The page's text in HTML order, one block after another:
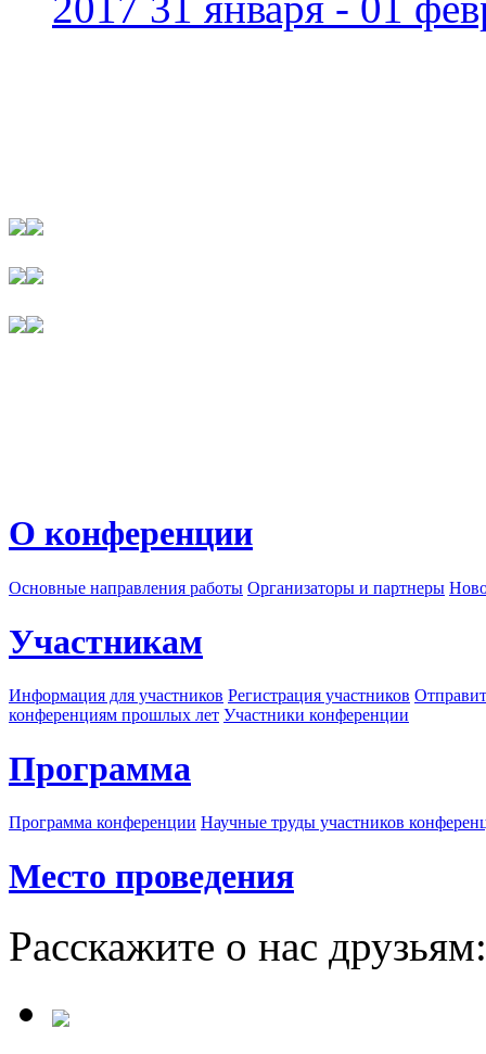
О конференции
Основные направления работы Организаторы и партнеры
Участникам
Информация для участников Регистрация участников
конференциям прошлых лет Участники конференции
Программа
Программа конференции Научные труды участников
Место проведения
Расскажите о нас друзьям: